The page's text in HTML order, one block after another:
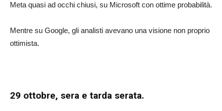
Meta quasi ad occhi chiusi, su Microsoft con ottime probabilità.
Mentre su Google, gli analisti avevano una visione non proprio
ottimista.
29 ottobre, sera e tarda serata.